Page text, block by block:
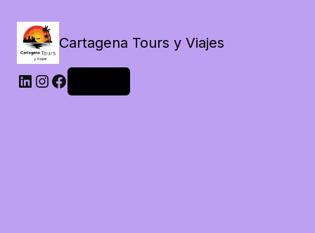
Cartagena Tours y Viajes
LinkedIn
Instagram
Facebook